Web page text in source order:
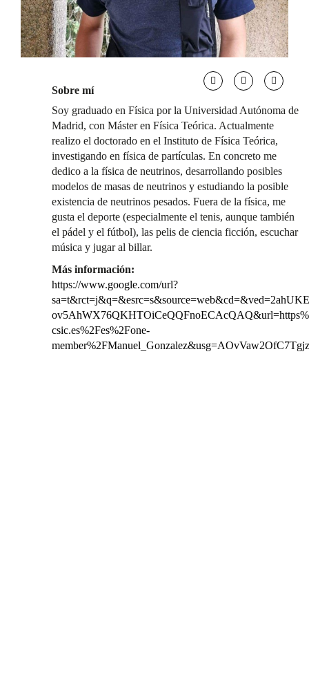
Sobre mí
Soy graduado en Física por la Universidad Autónoma de
Madrid, con Máster en Física Teórica. Actualmente
realizo el doctorado en el Instituto de Física Teórica,
investigando en física de partículas. En concreto me
dedico a la física de neutrinos, desarrollando posibles
modelos de masas de neutrinos y estudiando la posible
existencia de neutrinos pesados. Fuera de la física, me
gusta el deporte (especialmente el tenis, aunque también
el pádel y el fútbol), las pelis de ciencia ficción, escuchar
música y jugar al billar.
Más información:
https://www.google.com/url?
csic.es%2Fes%2Fone-